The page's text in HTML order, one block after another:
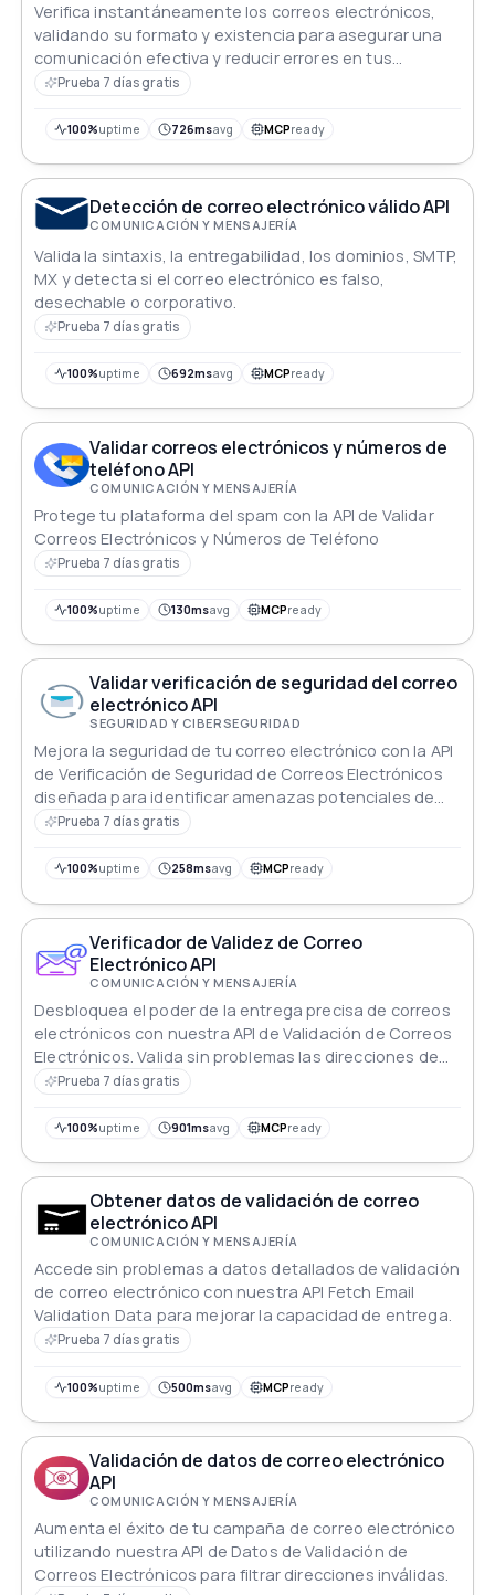
Verifica instantáneamente los correos electrónicos,
validando su formato y existencia para asegurar una
comunicación efectiva y reducir errores en tus
sistemas.
Prueba 7 días gratis
100%uptime 726msavg MCPready
Detección de correo electrónico válido API
COMUNICACIÓN Y MENSAJERÍA
Valida la sintaxis, la entregabilidad, los dominios, SMTP,
MX y detecta si el correo electrónico es falso,
desechable o corporativo.
Prueba 7 días gratis
100%uptime 692msavg MCPready
Validar correos electrónicos y números de
teléfono API
COMUNICACIÓN Y MENSAJERÍA
Protege tu plataforma del spam con la API de Validar
Correos Electrónicos y Números de Teléfono
Prueba 7 días gratis
100%uptime 130msavg MCPready
Validar verificación de seguridad del correo
electrónico API
SEGURIDAD Y CIBERSEGURIDAD
Mejora la seguridad de tu correo electrónico con la API
de Verificación de Seguridad de Correos Electrónicos
diseñada para identificar amenazas potenciales de
manera efectiva
Prueba 7 días gratis
100%uptime 258msavg MCPready
Verificador de Validez de Correo
Electrónico API
COMUNICACIÓN Y MENSAJERÍA
Desbloquea el poder de la entrega precisa de correos
electrónicos con nuestra API de Validación de Correos
Electrónicos. Valida sin problemas las direcciones de
correo electrónico con nombres de dominio para
entrega. Asegúrate de que cada mensaje llegue a su
campañas de correo electrónico para el éxito.
Potencia tu plataforma con la precisión que necesita
para conquistar la bandeja de entrada.
Prueba 7 días gratis
100%uptime 901msavg MCPready
Obtener datos de validación de correo
electrónico API
COMUNICACIÓN Y MENSAJERÍA
Accede sin problemas a datos detallados de validación
de correo electrónico con nuestra API Fetch Email
Validation Data para mejorar la capacidad de entrega.
Prueba 7 días gratis
100%uptime 500msavg MCPready
Validación de datos de correo electrónico
API
COMUNICACIÓN Y MENSAJERÍA
Aumenta el éxito de tu campaña de correo electrónico
utilizando nuestra API de Datos de Validación de
Correos Electrónicos para filtrar direcciones inválidas.